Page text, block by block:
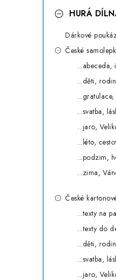
HURÁ
Dárkové
České
...abeceda,
...děti,
...svatba,
...jaro,
...léto,
...podzim,
...zima,
České
...texty na
...texty do
...děti,
...svatba,
...jaro,